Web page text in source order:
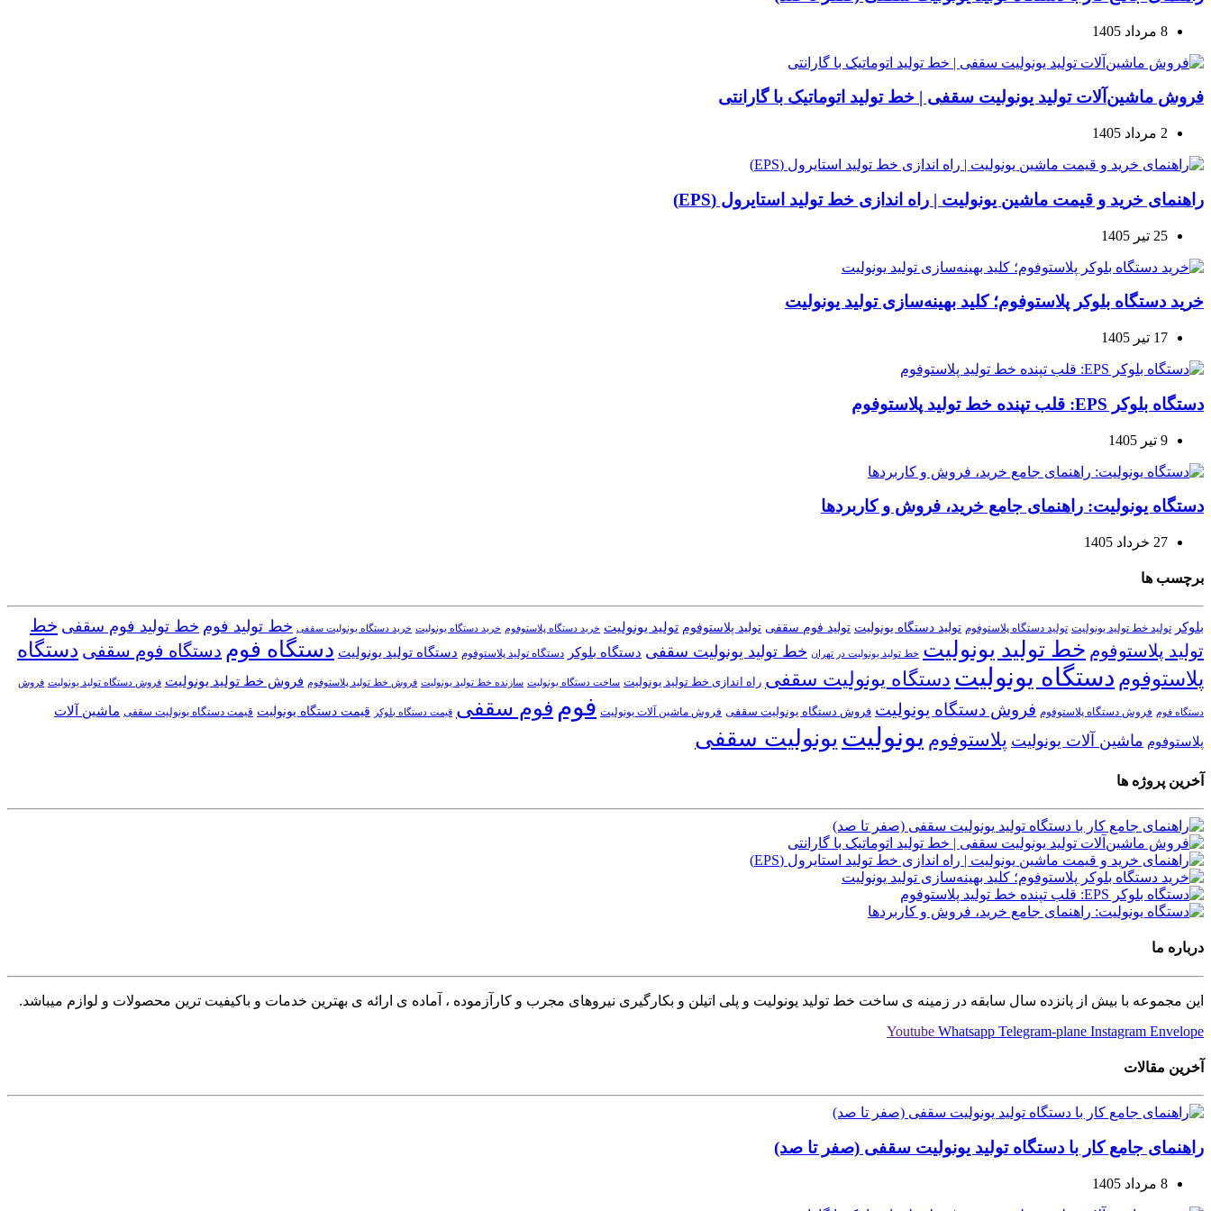
8 مرداد 1405
فروش ماشین‌آلات تولید یونولیت سقفی | خط تولید اتوماتیک با گارانتی
2 مرداد 1405
راهنمای خرید و قیمت ماشین یونولیت | راه اندازی خط تولید استایرول (EPS)
25 تیر 1405
خرید دستگاه بلوکر پلاستوفوم؛ کلید بهینه‌سازی تولید یونولیت
17 تیر 1405
دستگاه بلوکر EPS: قلب تپنده خط تولید پلاستوفوم
9 تیر 1405
دستگاه یونولیت: راهنمای جامع خرید، فروش و کاربردها
27 خرداد 1405
برچسب ها
بلوکر تولید خط تولید یونولیت تولید دستگاه پلاستوفوم تولید دستگاه یونولیت تولید فوم سقفی تولید پلاستوفوم تولید یونولیت خرید دستگاه پلاستوفوم خرید دستگاه یونولیت خرید دستگاه یونولیت سقفی خط تولید فوم خط تولید فوم سقفی خط
تولید پلاستوفوم خط تولید یونولیت خط تولید یونولیت در تهران خط تولید یونولیت سقفی دستگاه بلوکر دستگاه تولید پلاستوفوم دستگاه تولید یونولیت دستگاه فوم دستگاه فوم سقفی دستگاه
پلاستوفوم دستگاه یونولیت دستگاه یونولیت سقفی راه اندازی خط تولید یونولیت ساخت دستگاه یونولیت سازنده خط تولید یونولیت فروش خط تولید پلاستوفوم فروش خط تولید یونولیت فروش دستگاه تولید یونولیت فروش
دستگاه فوم فروش دستگاه پلاستوفوم فروش دستگاه یونولیت فروش دستگاه یونولیت سقفی فروش ماشین آلات یونولیت فوم فوم سقفی قیمت دستگاه بلوکر قیمت دستگاه یونولیت قیمت دستگاه یونولیت سقفی ماشین آلات
پلاستوفوم ماشین آلات یونولیت پلاستوفوم یونولیت یونولیت سقفی
آخرین پروژه ها
درباره ما
این مجموعه با بیش از پانزده سال سابقه در زمینه ی ساخت خط تولید یونولیت و پلی اتیلن و بکارگیری نیروهای مجرب و کارآزموده ، آماده ی ارائه ی بهترین خدمات و باکیفیت ترین محصولات و لوازم میباشد.
Youtube Whatsapp Telegram-plane Instagram Envelope
آخرین مقالات
راهنمای جامع کار با دستگاه تولید یونولیت سقفی (صفر تا صد)
8 مرداد 1405